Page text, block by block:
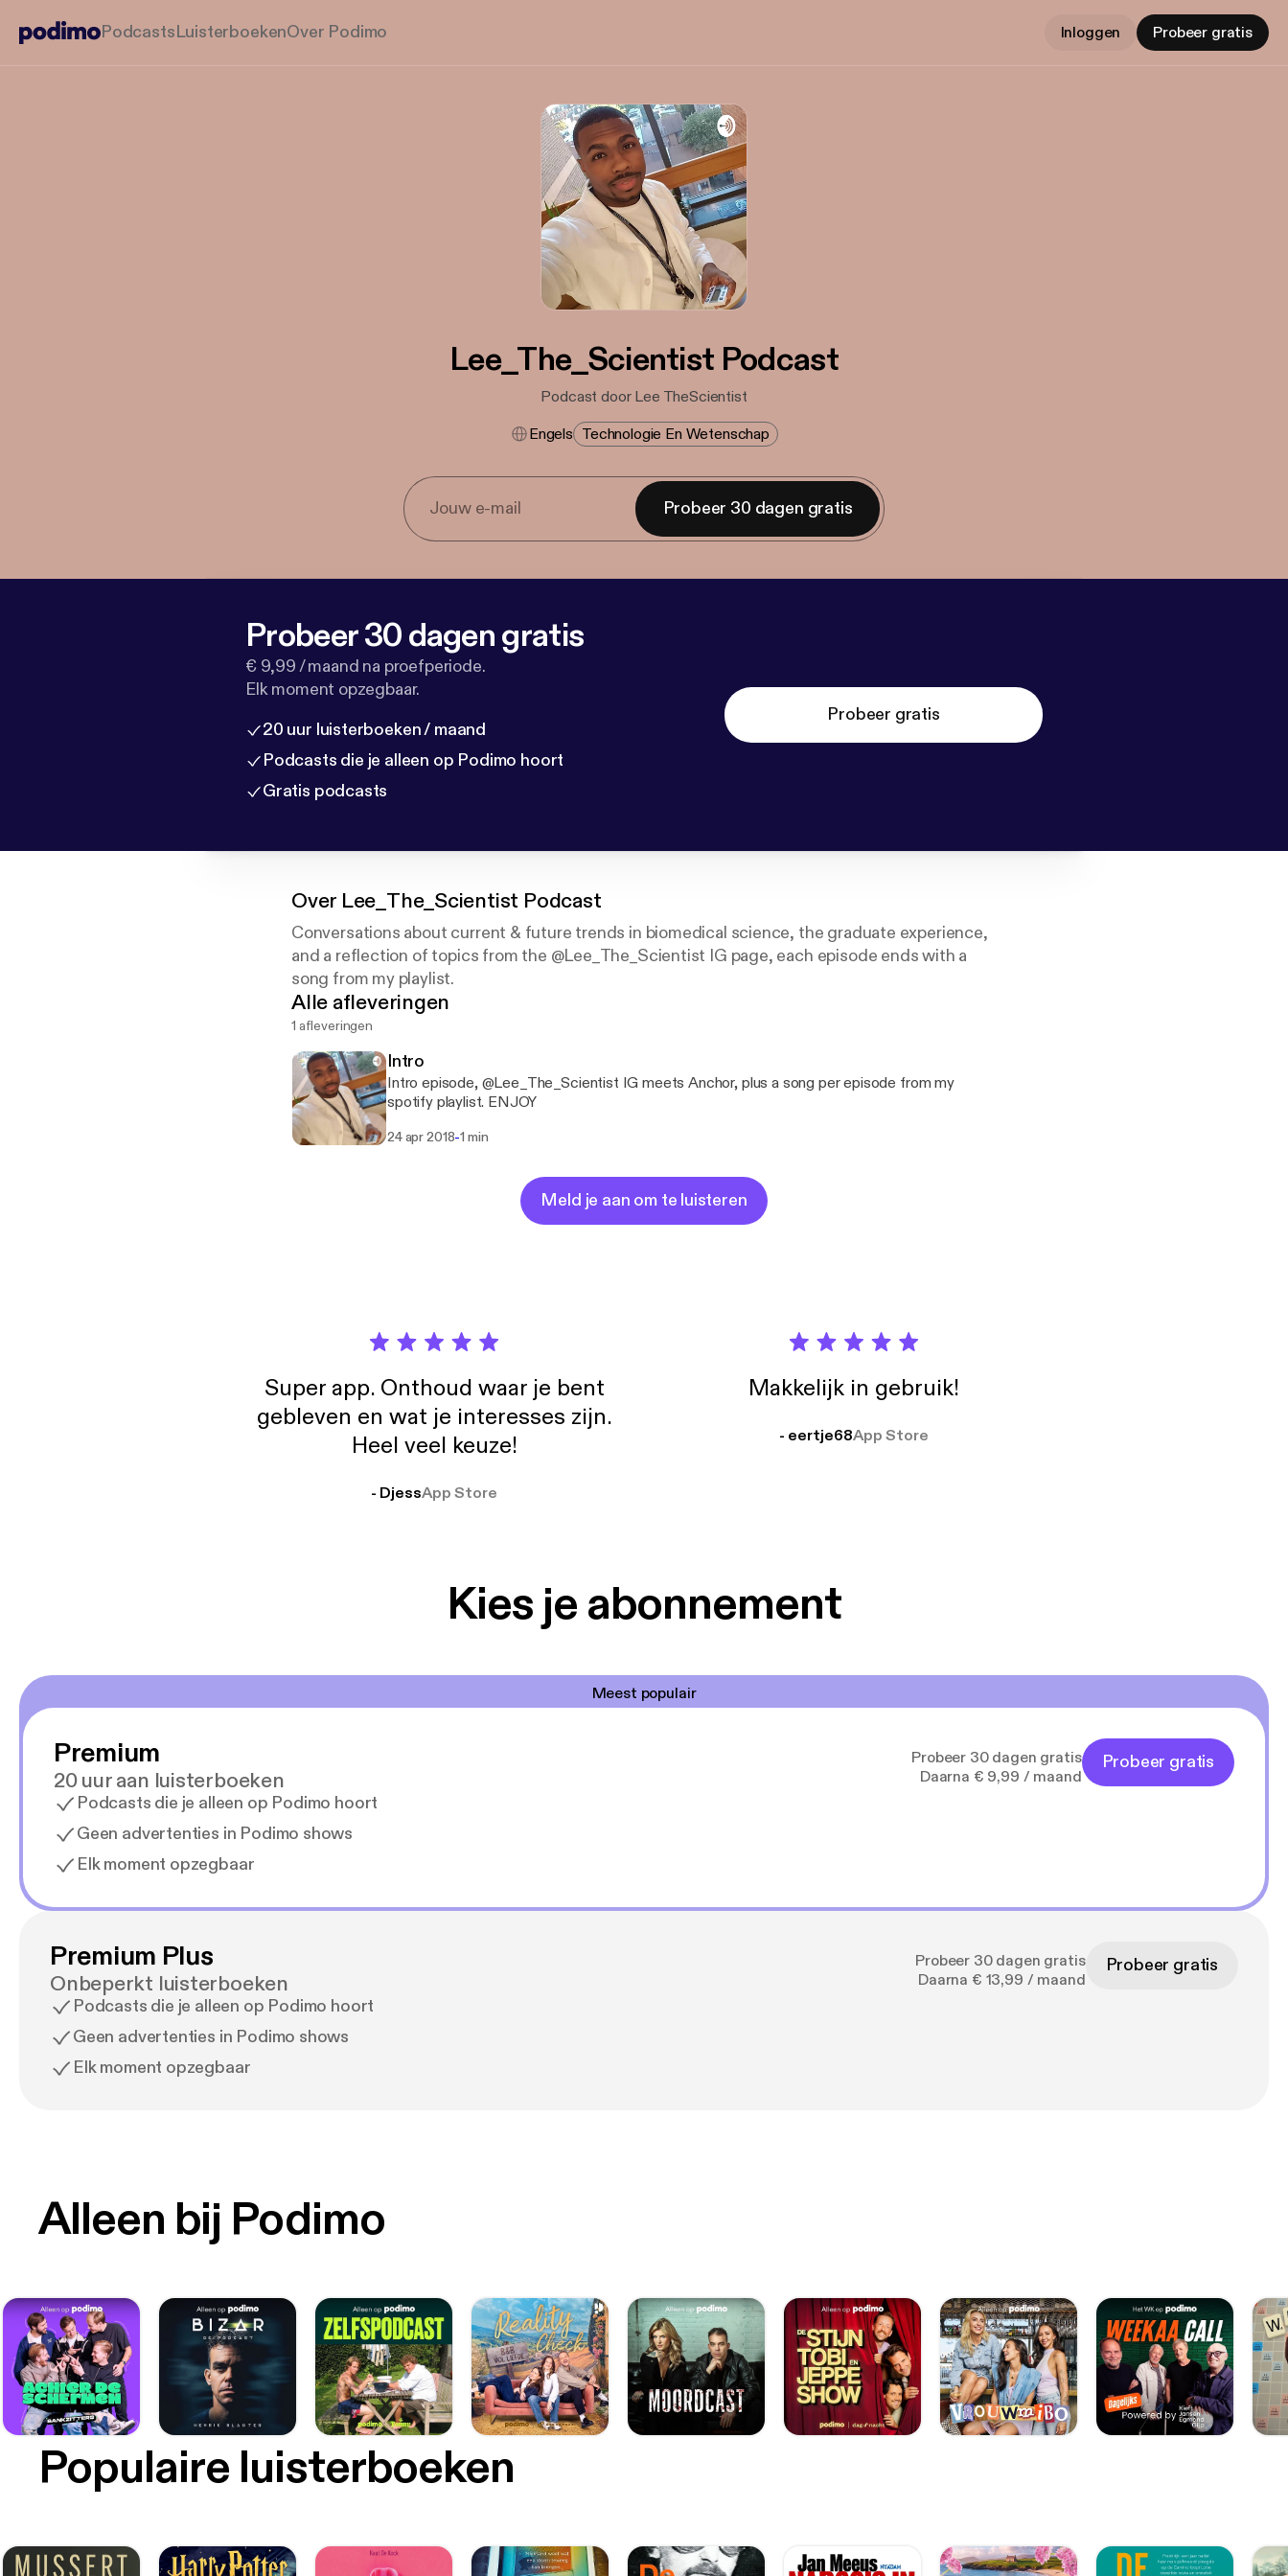
PodcastsLuisterboekenOver Podimo Inloggen Probeer gratis
Lee_The_Scientist Podcast
Podcast door Lee TheScientist
Engels Technologie En Wetenschap
Probeer 30 dagen gratis
Probeer 30 dagen gratis
€ 9,99 / maand na proefperiode.
Elk moment opzegbaar.
20 uur luisterboeken / maand
Podcasts die je alleen op Podimo hoort
Gratis podcasts
Probeer gratis
Over Lee_The_Scientist Podcast
Conversations about current & future trends in biomedical science, the graduate experience,
and a reflection of topics from the @Lee_The_Scientist IG page, each episode ends with a
song from my playlist.
Alle afleveringen
1 afleveringen
Intro
Intro episode, @Lee_The_Scientist IG meets Anchor, plus a song per episode from my
spotify playlist. ENJOY
24 apr 2018-1 min
Meld je aan om te luisteren
Super app. Onthoud waar je bent
gebleven en wat je interesses zijn.
Heel veel keuze!
- DjessApp Store
Makkelijk in gebruik!
- eertje68App Store
Kies je abonnement
Meest populair
Premium
20 uur aan luisterboeken
Podcasts die je alleen op Podimo hoort
Geen advertenties in Podimo shows
Elk moment opzegbaar
Probeer 30 dagen gratis
Daarna € 9,99 / maand
Probeer gratis
Premium Plus
Onbeperkt luisterboeken
Podcasts die je alleen op Podimo hoort
Geen advertenties in Podimo shows
Elk moment opzegbaar
Probeer 30 dagen gratis
Daarna € 13,99 / maand
Probeer gratis
Alleen bij Podimo
Populaire luisterboeken